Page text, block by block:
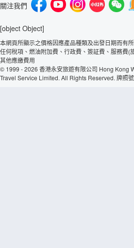
關注我們
[object Object]
本網頁所顯示之價格因應產品種類及出發日期而有
任何稅項、燃油附加費、行政費、簽証費、服務費(
其他應繳費用
© 1999 - 2026 香港永安旅遊有限公司 Hong Kong
Travel Service Limited. All Rights Reserved. 牌照